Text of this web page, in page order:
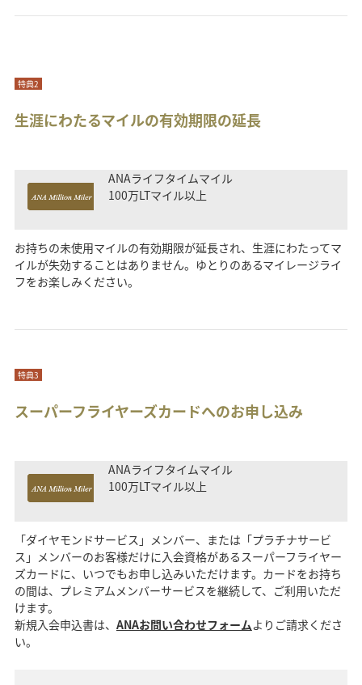
特典2
生涯にわたるマイルの有効期限の延長
ANAライフタイムマイル
100万LTマイル以上
お持ちの未使用マイルの有効期限が延長され、生涯にわたってマ
イルが失効することはありません。ゆとりのあるマイレージライ
フをお楽しみください。
特典3
スーパーフライヤーズカードへのお申し込み
ANAライフタイムマイル
100万LTマイル以上
「ダイヤモンドサービス」メンバー、または「プラチナサービ
ス」メンバーのお客様だけに入会資格があるスーパーフライヤー
ズカードに、いつでもお申し込みいただけます。カードをお持ち
の間は、プレミアムメンバーサービスを継続して、ご利用いただ
けます。
新規入会申込書は、 ANAお問い合わせフォームよりご請求くださ
い。